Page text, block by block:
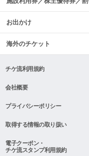
お出かけ
海外のチケット
チケ流利用規約
会社概要
プライバシーポリシー
取得する情報の取り扱い
電子クーポン・
チケ流スタンプ利用規約